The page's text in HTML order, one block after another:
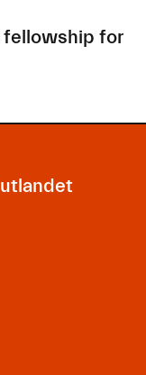
fellowship for